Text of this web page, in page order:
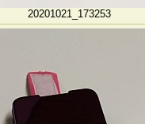
20201021_173253